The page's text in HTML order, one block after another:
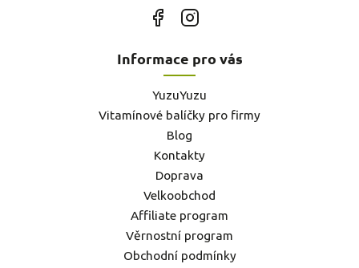
Informace pro vás
YuzuYuzu
Vitamínové balíčky pro firmy
Blog
Kontakty
Doprava
Velkoobchod
Affiliate program
Věrnostní program
Obchodní podmínky